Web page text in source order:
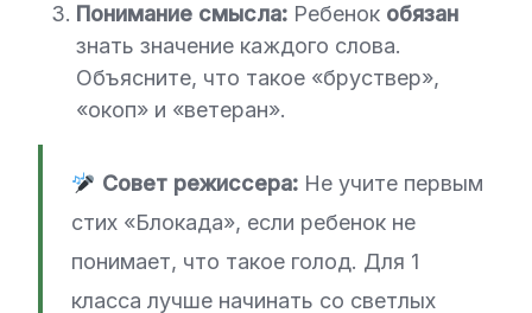
Понимание смысла: Ребенок обязан
знать значение каждого слова.
Объясните, что такое «бруствер»,
«окоп» и «ветеран».
Совет режиссера:Не учите первым
стих «Блокада», если ребенок не
понимает, что такое голод. Для 1
класса лучше начинать со светлых